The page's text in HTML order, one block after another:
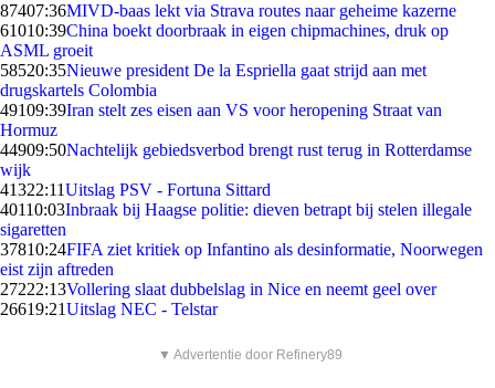
87407:36MIVD-baas lekt via Strava routes naar geheime kazerne
61010:39China boekt doorbraak in eigen chipmachines, druk op
ASML groeit
58520:35Nieuwe president De la Espriella gaat strijd aan met
drugskartels Colombia
49109:39Iran stelt zes eisen aan VS voor heropening Straat van
Hormuz
44909:50Nachtelijk gebiedsverbod brengt rust terug in Rotterdamse
wijk
41322:11Uitslag PSV - Fortuna Sittard
40110:03Inbraak bij Haagse politie: dieven betrapt bij stelen illegale
sigaretten
37810:24FIFA ziet kritiek op Infantino als desinformatie, Noorwegen
eist zijn aftreden
27222:13Vollering slaat dubbelslag in Nice en neemt geel over
26619:21Uitslag NEC - Telstar
▼ Advertentie door Refinery89